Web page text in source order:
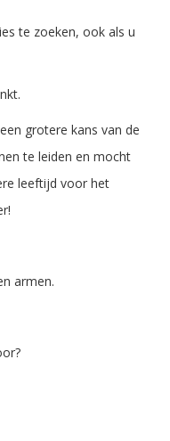
te zoeken, ook als u
grotere kans van de
te leiden en mocht
leeftijd voor het
armen.